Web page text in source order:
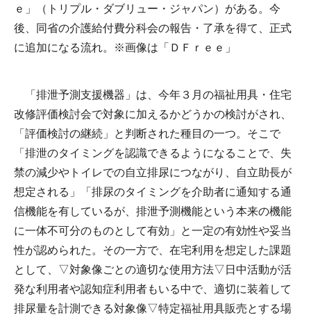
ｅ」（トリプル・ダブリュー・ジャパン）がある。今
後、同省の介護給付費分科会の報告・了承を得て、正式
に追加になる流れ。※画像は「ＤＦｒｅｅ」
「排泄予測支援機器」は、今年３月の福祉用具・住宅
改修評価検討会で対象に加えるかどうかの検討がされ、
「評価検討の継続」と判断された種目の一つ。そこで
「排泄のタイミングを認識できるようになることで、失
禁の減少やトイレでの自立排尿につながり、自立助長が
想定される」「排尿のタイミングを介助者に通知する通
信機能を有しているが、排泄予測機能という本来の機能
に一体不可分のものとして有効」と一定の有効性や妥当
性が認められた。その一方で、在宅利用を想定した課題
として、▽対象像ごとの適切な使用方法▽日中活動が活
発な利用者や認知症利用者もいる中で、適切に装着して
排尿量を計測できる対象像▽特定福祉用具販売とする場